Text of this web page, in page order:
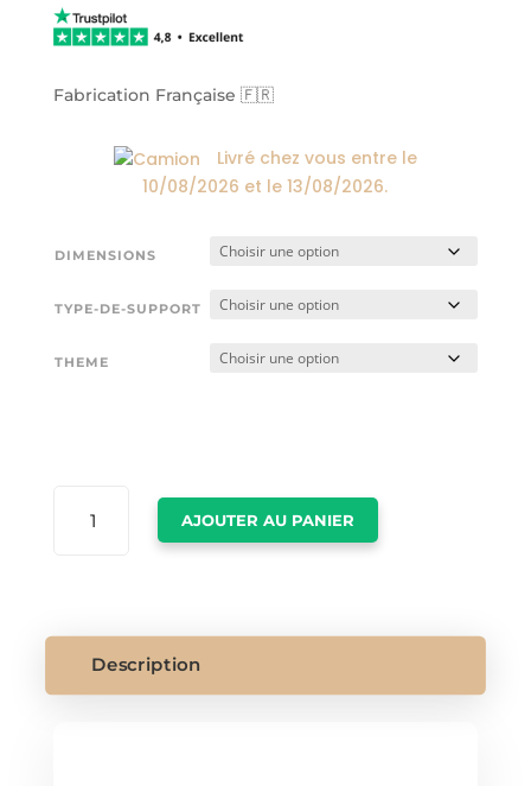
Fabrication Française 🇫🇷
Livré chez vous entre le
10/08/2026 et le13/08/2026.
DIMENSIONS
TYPE-DE-SUPPORT
THEME
AJOUTER AU PANIER
Description